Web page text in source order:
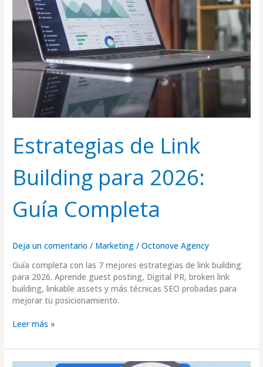
Estrategias de Link
Building para 2026:
Guía Completa
Deja un comentario / Marketing /Octonove Agency
Guía completa con las 7 mejores estrategias de link building
para 2026. Aprende guest posting, Digital PR, broken link
building, linkable assets y más técnicas SEO probadas para
mejorar tu posicionamiento.
2026:
Guía
Completa
Leer más »